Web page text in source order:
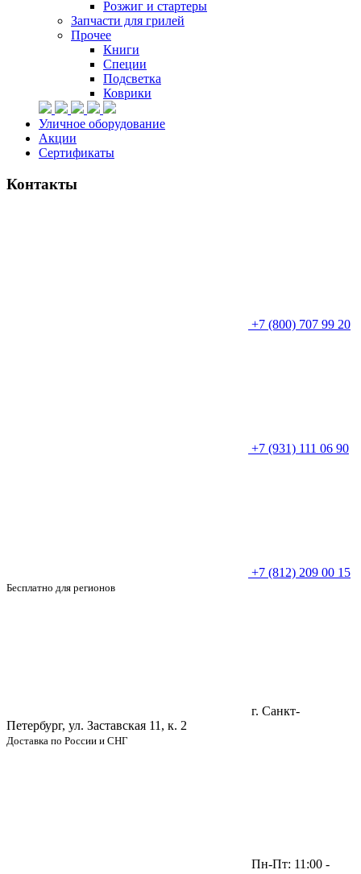
Розжиг и стартеры
Запчасти для грилей
Прочее
Книги
Специи
Подсветка
Коврики
Уличное оборудование
Акции
Сертификаты
Контакты
+7 (800) 707 99 20
+7 (931) 111 06 90
+7 (812) 209 00 15
Бесплатно для регионов
г. Санкт-
Петербург, ул. Заставская 11, к. 2
Доставка по России и СНГ
Пн-Пт: 11:00 -